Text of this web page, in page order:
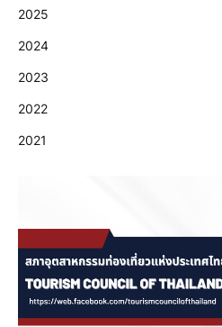
2025
2024
2023
2022
2021